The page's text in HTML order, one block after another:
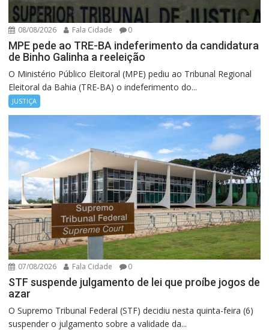
08/08/2026 Fala Cidade 0
MPE pede ao TRE-BA indeferimento da candidatura
de Binho Galinha a reeleição
O Ministério Público Eleitoral (MPE) pediu ao Tribunal Regional
Eleitoral da Bahia (TRE-BA) o indeferimento do...
JUSTIÇA
07/08/2026 Fala Cidade 0
STF suspende julgamento de lei que proíbe jogos de
azar
O Supremo Tribunal Federal (STF) decidiu nesta quinta-feira (6)
suspender o julgamento sobre a validade da...